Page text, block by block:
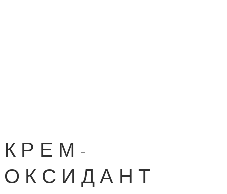
КРЕМ-
ОКСИДАНТ